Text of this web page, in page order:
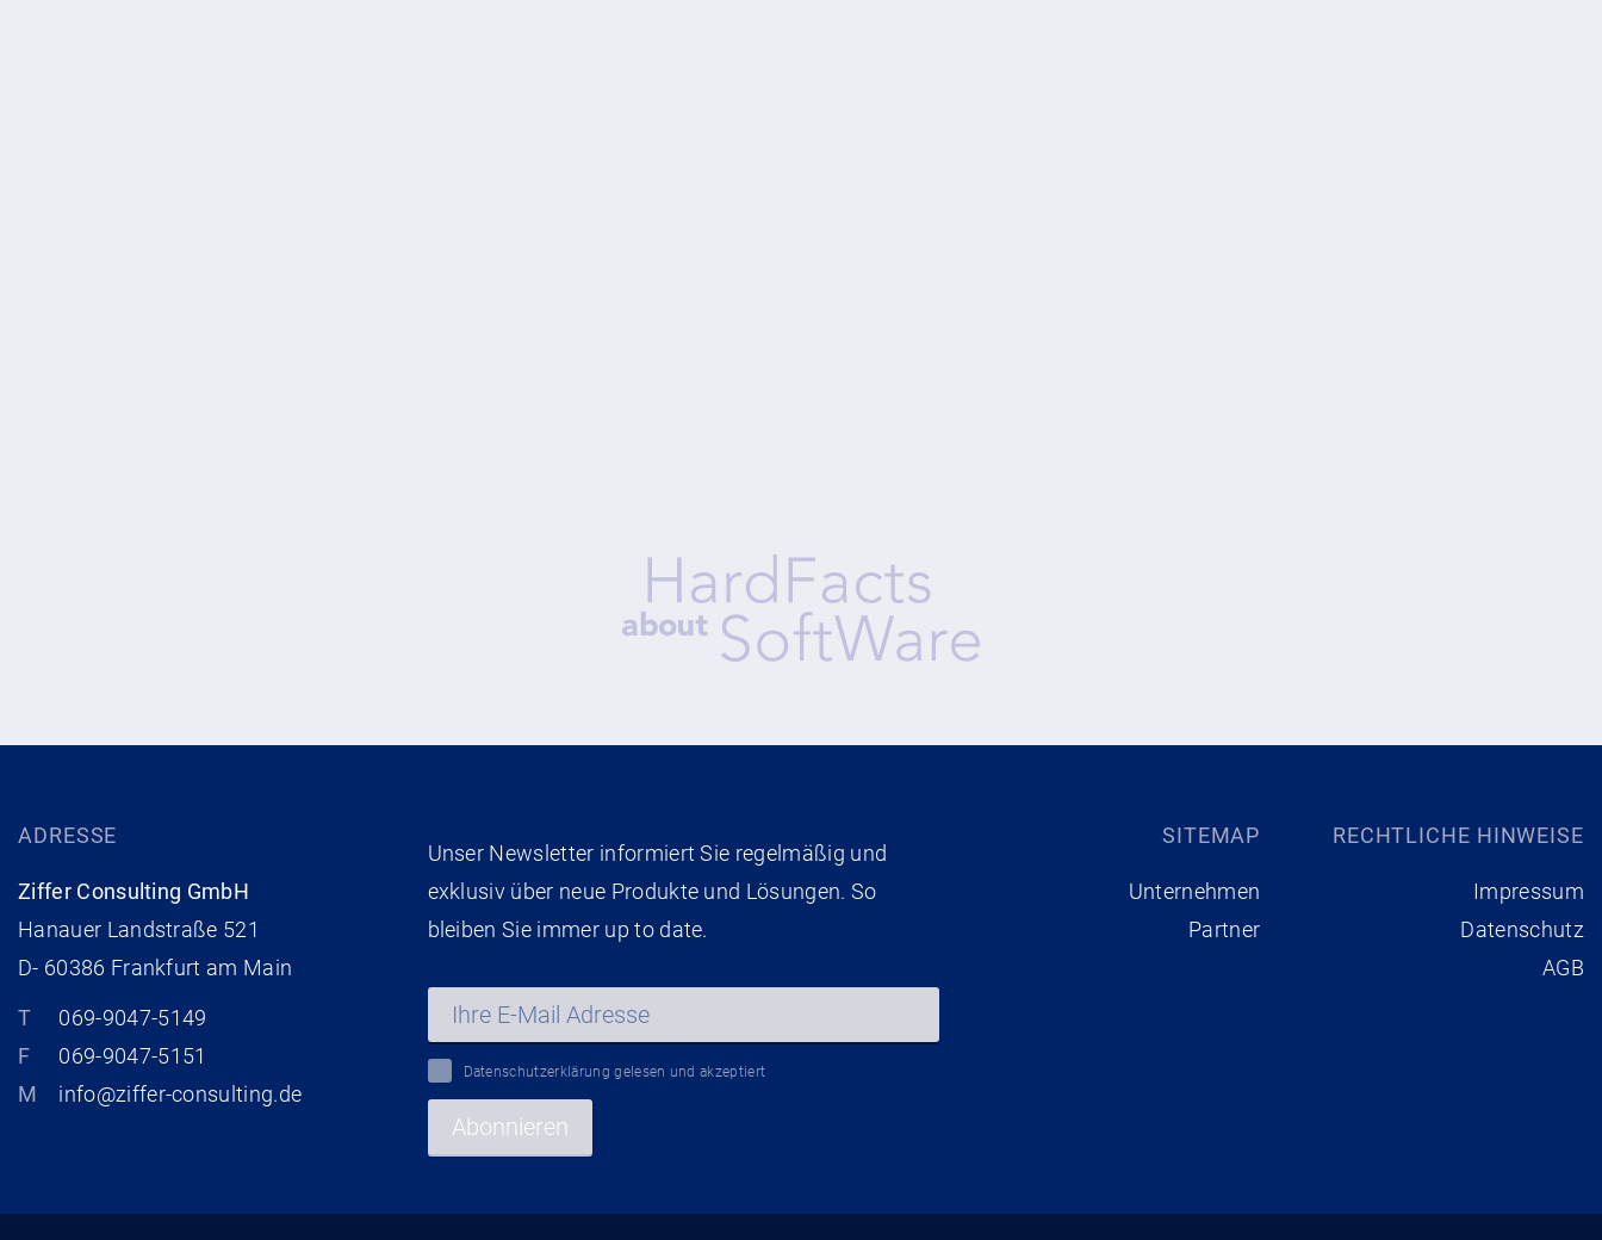
ADRESSE
Ziffer Consulting GmbH
Hanauer Landstraße 521
D- 60386 Frankfurt am Main
T
069-9047-5149
F
069-9047-5151
M
info@ziffer-consulting.de
Unser Newsletter informiert Sie regelmäßig und
exklusiv über neue Produkte und Lösungen. So
bleiben Sie immer up to date.
Datenschutzerklärung gelesen und akzeptiert
Abonnieren
SITEMAP
Unternehmen
Partner
RECHTLICHE HINWEISE
Impressum
Datenschutz
AGB